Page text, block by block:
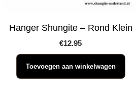
Hanger Shungite – Rond Klein
€12.95
Toevoegen aan winkelwagen